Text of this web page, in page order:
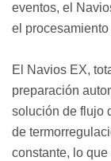
eventos, el
el
El Navios EX,
preparación
solución de flujo
de
constante, lo